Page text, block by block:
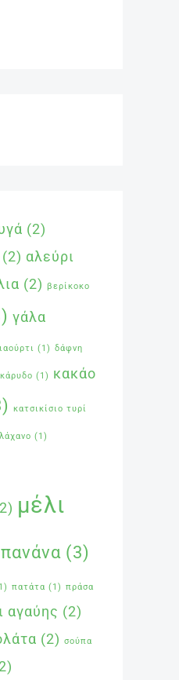
(2)
(2) αλεύρι
(2) βερίκοκο
γάλα
(1) δάφνη
(1) κακάο
κατσικίσιο τυρί
(1)
μέλι
(3)
πατάτα (1) πράσα
αγαύης (2)
(2) σούπα